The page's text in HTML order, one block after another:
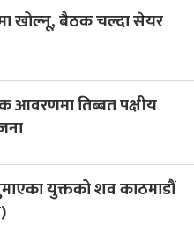
खोल्नू, बैठक चल्दा सेयर
आवरणमा तिब्बत पक्षीय
युक्तको शव काठमाडौं